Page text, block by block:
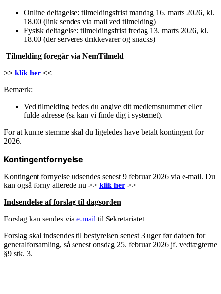
Online deltagelse: tilmeldingsfrist mandag 16. marts 2026, kl.
18.00 (link sendes via mail ved tilmelding)
Fysisk deltagelse: tilmeldingsfrist fredag 13. marts 2026, kl.
18.00 (der serveres drikkevarer og snacks)
Tilmelding foregår via NemTilmeld
>> klik her <<
Bemærk:
Ved tilmelding bedes du angive dit medlemsnummer eller
fulde adresse (så kan vi finde dig i systemet).
For at kunne stemme skal du ligeledes have betalt kontingent for
2026.
Kontingentfornyelse
Kontingent fornyelse udsendes senest 9 februar 2026 via e-mail. Du
kan også forny allerede nu >> klik her >>
Indsendelse af forslag til dagsorden
Forslag kan sendes via e-mail til Sekretariatet.
Forslag skal indsendes til bestyrelsen senest 3 uger før datoen for
generalforsamling, så senest onsdag 25. februar 2026 jf. vedtægterne
§9 stk. 3.